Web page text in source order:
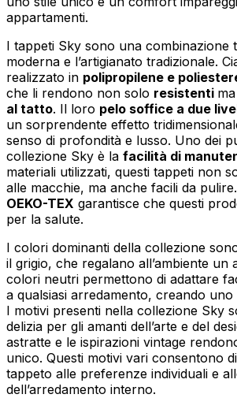
appartamenti.
I tappeti Sky sono una combinazione
moderna e l’artigianato tradizionale.
realizzato in polipropilene e
che li rendono non solo resistenti
al tatto. Il loro pelo soffice a due
un sorprendente effetto
senso di profondità e lusso. Uno dei
collezione Sky è la facilità di
materiali utilizzati, questi tappeti non
alle macchie, ma anche facili da
OEKO-TEX garantisce che questi
per la salute.
I colori dominanti della collezione
il grigio, che regalano all’ambiente un
colori neutri permettono di adattare
a qualsiasi arredamento, creando
I motivi presenti nella collezione Sky
delizia per gli amanti dell’arte e del
astratte e le ispirazioni vintage
unico. Questi motivi vari consentono
tappeto alle preferenze individuali e
dell’arredamento interno.